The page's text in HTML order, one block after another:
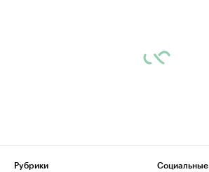
Рубрики
Социальные